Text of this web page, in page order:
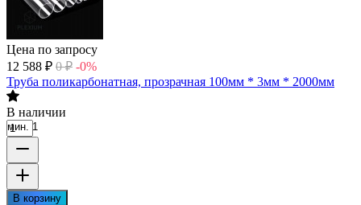
Цена по запросу
12 588 ₽ 0 ₽ -0%
Труба поликарбонатная, прозрачная 100мм * 3мм * 2000мм
В наличии
мин. 1
В корзину